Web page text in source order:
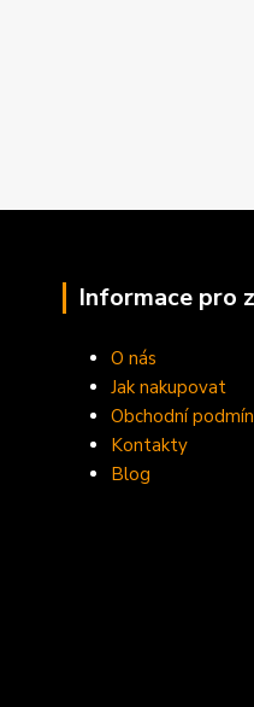
Informace pro
O nás
Jak nakupovat
Obchodní
Kontakty
Blog